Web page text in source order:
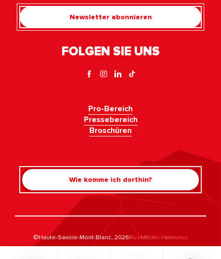
Rechercher
Newsletter abonnieren
FOLGEN SIE UNS
Pro-Bereich
Pressebereich
Broschüren
Wie komme ich dorthin?
©Haute-Savoie-Mont-Blanc, 2026Rechtliche Hinweise
DatenschutzrichtlinieUmgang mit der Zustimmung